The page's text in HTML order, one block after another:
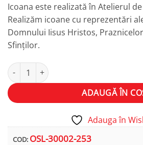
Icoana este realizată în Atelierul de
Realizăm icoane cu reprezentări
Domnului Iisus Hristos,
Sfinților.
Cantitate Sf. Sfințit. Mc. Elefterie,
ADAUGĂ ÎN
Alternative:
Adauga în
COD: OSL-30002-253